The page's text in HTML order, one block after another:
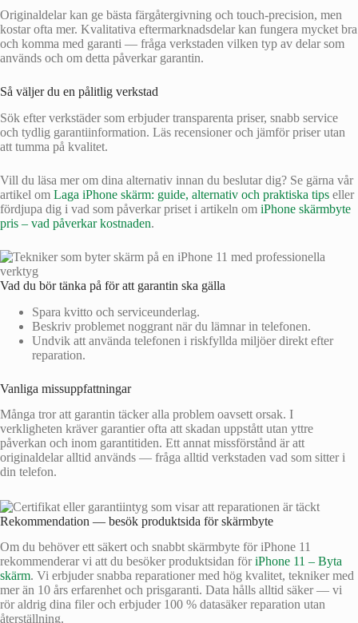
Originaldelar kan ge bästa färgåtergivning och touch-precision, men
kostar ofta mer. Kvalitativa eftermarknadsdelar kan fungera mycket bra
och komma med garanti — fråga verkstaden vilken typ av delar som
används och om detta påverkar garantin.
Så väljer du en pålitlig verkstad
Sök efter verkstäder som erbjuder transparenta priser, snabb service
och tydlig garantiinformation. Läs recensioner och jämför priser utan
att tumma på kvalitet.
Vill du läsa mer om dina alternativ innan du beslutar dig? Se gärna vår
artikel om Laga iPhone skärm: guide, alternativ och praktiska tips eller
fördjupa dig i vad som påverkar priset i artikeln om iPhone skärmbyte
pris – vad påverkar kostnaden.
Vad du bör tänka på för att garantin ska gälla
Spara kvitto och serviceunderlag.
Beskriv problemet noggrant när du lämnar in telefonen.
Undvik att använda telefonen i riskfyllda miljöer direkt efter
reparation.
Vanliga missuppfattningar
Många tror att garantin täcker alla problem oavsett orsak. I
verkligheten kräver garantier ofta att skadan uppstått utan yttre
påverkan och inom garantitiden. Ett annat missförstånd är att
originaldelar alltid används — fråga alltid verkstaden vad som sitter i
din telefon.
Rekommendation — besök produktsida för skärmbyte
Om du behöver ett säkert och snabbt skärmbyte för iPhone 11
rekommenderar vi att du besöker produktsidan föriPhone 11 – Byta
skärm. Vi erbjuder snabba reparationer med hög kvalitet, tekniker med
mer än 10 års erfarenhet och prisgaranti. Data hålls alltid säker — vi
rör aldrig dina filer och erbjuder 100 % datasäker reparation utan
återställning.